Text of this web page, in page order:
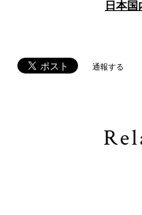
日本
通報する